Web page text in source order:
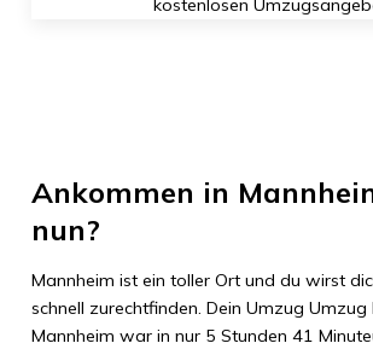
Ankommen in
nun?
Mannheim ist ein toller Ort und du wirst
schnell zurechtfinden. Dein Umzug Umzug
Mannheim war in nur 5 Stunden 41